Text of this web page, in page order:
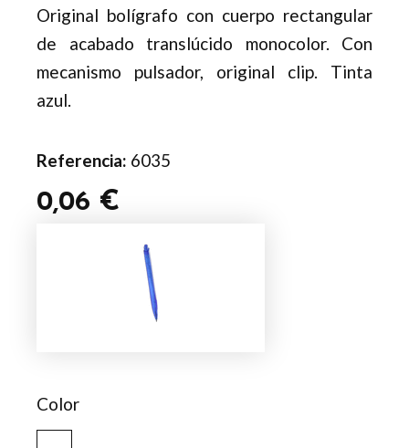
Original bolígrafo con cuerpo rectangular
de acabado translúcido monocolor. Con
mecanismo pulsador, original clip. Tinta
azul.
Referencia: 6035
0,06 €
Color